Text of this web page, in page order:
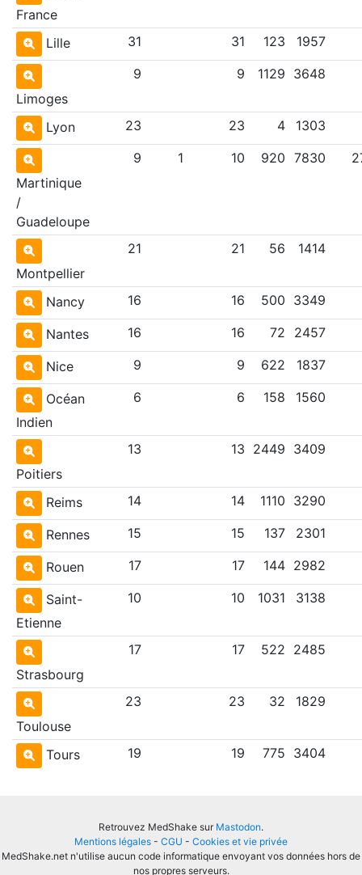
France
Lille 31 31 123 1957
Limoges
9 9 1129 3648
Lyon 23 23 4 1303
Martinique
/
Guadeloupe
9 1 10 920 7830
Montpellier
21 21 56 1414
Nancy 16 16 500 3349
Nantes 16 16 72 2457
Nice 9 9 622 1837
Océan
Indien
6 6 158 1560
Poitiers
13 13 2449 3409
Reims 14 14 1110 3290
Rennes 15 15 137 2301
Rouen 17 17 144 2982
Saint-
Etienne
10 10 1031 3138
Strasbourg
17 17 522 2485
Toulouse
23 23 32 1829
Tours 19 19 775 3404
Retrouvez MedShake sur Mastodon.
Mentions légales - CGU - Cookies et vie privée
MedShake.net n'utilise aucun code informatique envoyant vos données hors de
nos propres serveurs.